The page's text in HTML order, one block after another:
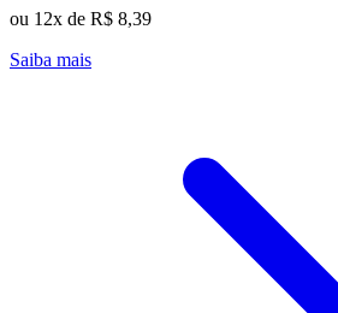
ou 12x de R$ 8,39
Saiba mais